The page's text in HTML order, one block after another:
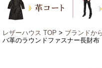
レザーハウス TOP > ブランドか
バ革のラウンドファスナー長財布